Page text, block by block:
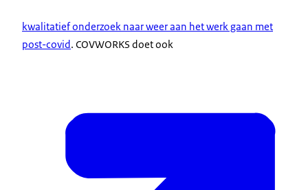
kwalitatief onderzoek naar weer aan het werk gaan met
post-covid. COVWORKS doet ook